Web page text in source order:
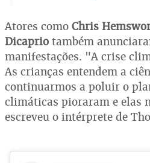
Atores como Chris
Dicaprio também
manifestações. "A crise
As crianças entendem a
continuarmos a poluir o
climáticas pioraram e elas
escreveu o intérprete de